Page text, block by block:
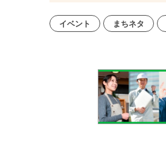
イベント まちネタ